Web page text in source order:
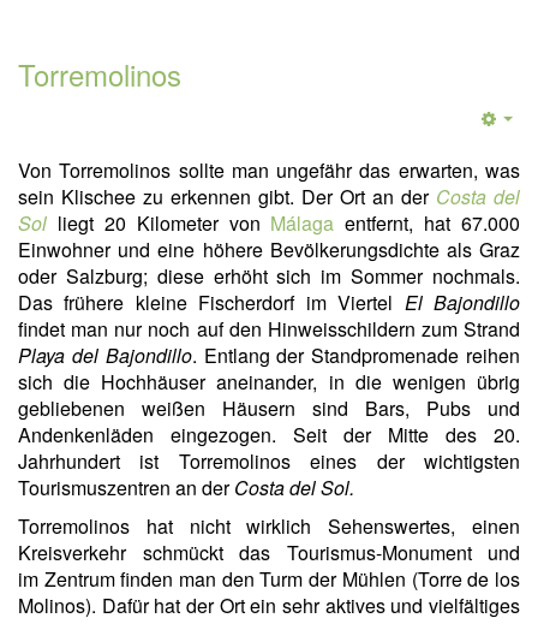
Torremolinos
Von Torremolinos sollte man ungefähr das erwarten, was
sein Klischee zu erkennen gibt. Der Ort an der Costa del
Sol liegt 20 Kilometer von Málaga entfernt, hat 67.000
Einwohner und eine höhere Bevölkerungsdichte als Graz
oder Salzburg; diese erhöht sich im Sommer nochmals.
Das frühere kleine Fischerdorf im Viertel El Bajondillo
findet man nur noch auf den Hinweisschildern zum Strand
Playa del Bajondillo. Entlang der Standpromenade reihen
sich die Hochhäuser aneinander, in die wenigen übrig
gebliebenen weißen Häusern sind Bars, Pubs und
Andenkenläden eingezogen. Seit der Mitte des 20.
Jahrhundert ist Torremolinos eines der wichtigsten
Tourismuszentren an derCosta del Sol.
Torremolinos hat nicht wirklich Sehenswertes, einen
Kreisverkehr schmückt das Tourismus-Monument und
im Zentrum finden man den Turm der Mühlen (Torre de los
Molinos). Dafür hat der Ort ein sehr aktives und vielfältiges